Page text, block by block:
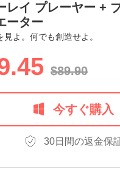
レイ プレーヤー +
ーター
見よ。何でも創造せよ。
$89.90
今すぐ購入
30日間の返金保